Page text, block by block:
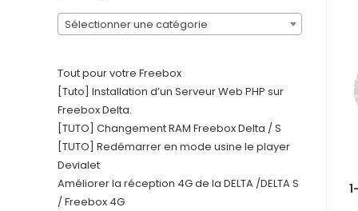
Sélectionner une catégorie
Tout pour votre Freebox
[Tuto] Installation d’un Serveur Web PHP sur
Freebox Delta.
[TUTO] Changement RAM Freebox Delta / S
[TUTO] Redémarrer en mode usine le player
Devialet
Améliorer la réception 4G de la DELTA /DELTA S
/ Freebox 4G